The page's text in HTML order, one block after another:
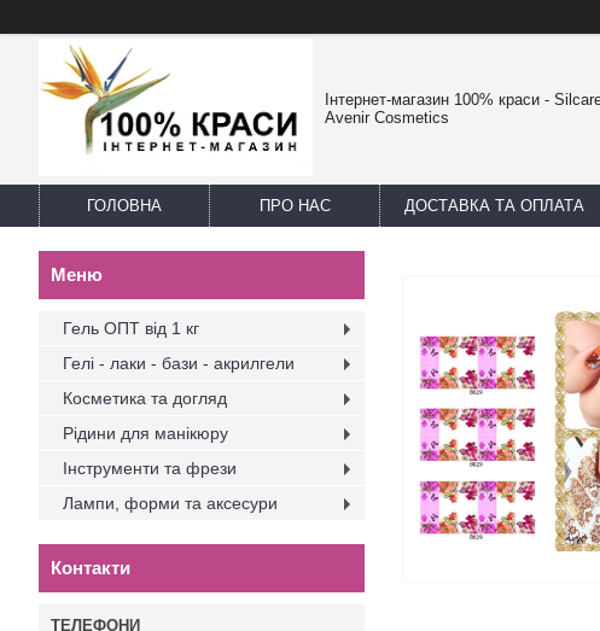
Інтернет-магазин 100% краси -
Avenir Cosmetics
ГОЛОВНА ПРО НАС ДОСТАВКА ТА ОПЛАТА
Гель ОПТ від 1 кг
Гелі - лаки - бази - акрилгели
Косметика та догляд
Рідини для манікюру
Інструменти та фрези
Лампи, форми та аксесури
Контакти